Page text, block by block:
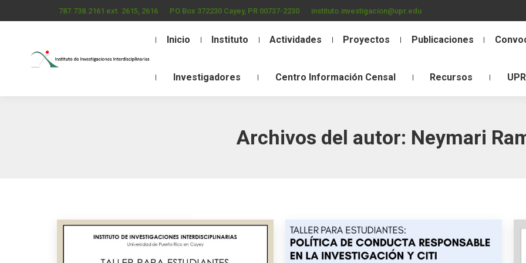
787.738.2161 ext. 2615, 2616 PO Box 372230 Cayey, PR 00737-2230 instituto.investigacion@upr.edu
Inicio Instituto Actividades Proyectos Publicaciones
Investigadores Centro Información Censal Recursos
Archivos del autor: Neymari